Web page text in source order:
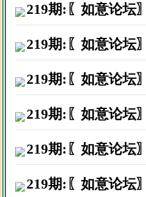
广东茂名市钟
广东阳江市熬
广西南宁市黄
深圳福永镇李
广东中山是林
中山南头镇黄
广州番禺区陈
219期:〖如意论坛
219期:〖如意论坛
219期:〖如意论坛
219期:〖如意论坛
219期:〖如意论坛
219期:〖如意论坛